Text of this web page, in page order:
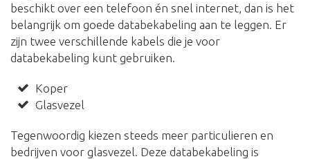
beschikt over een telefoon én snel internet, dan is het
belangrijk om goede databekabeling aan te leggen. Er
zijn twee verschillende kabels die je voor
databekabeling kunt gebruiken.
Koper
Glasvezel
Tegenwoordig kiezen steeds meer particulieren en
bedrijven voor glasvezel. Deze databekabeling is